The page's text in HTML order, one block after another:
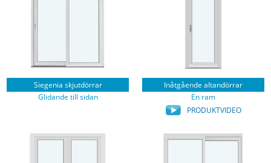
Siegenia skjutdörrar
Glidande till sidan
Inåtgående altandörrar
En ram
PRODUKTVIDEO